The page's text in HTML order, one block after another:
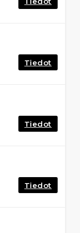
Tiedot
Tiedot
Tiedot